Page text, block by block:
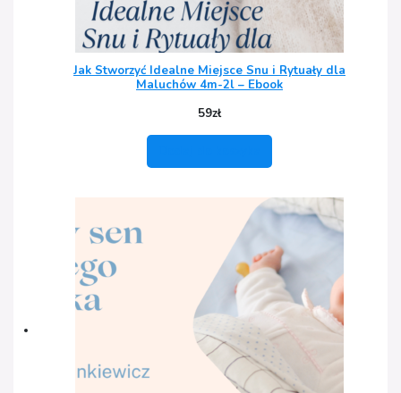
Jak Stworzyć Idealne Miejsce Snu i Rytuały dla
Maluchów 4m-2l – Ebook
59zł